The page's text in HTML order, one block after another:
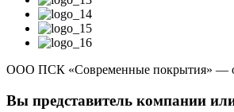
ООО ПСК «Современные покрытия» —
Вы представитель компании